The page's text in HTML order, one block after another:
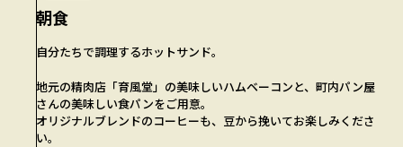
朝食
自分たちで調理するホットサンド。
地元の精肉店「育風堂」の美味しいハムベーコンと、町内パン屋
さんの美味しい食パンをご用意。
オリジナルブレンドのコーヒーも、豆から挽いてお楽しみくださ
い。